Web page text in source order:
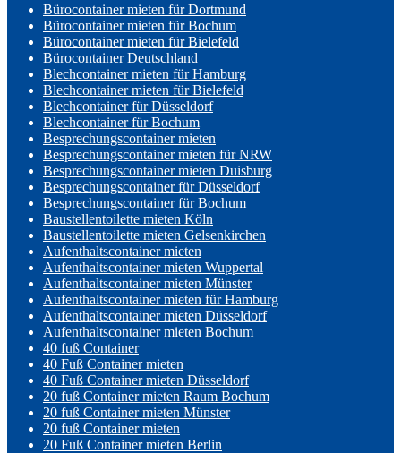
Bürocontainer mieten für Dortmund
Bürocontainer mieten für Bochum
Bürocontainer mieten für Bielefeld
Bürocontainer Deutschland
Blechcontainer mieten für Hamburg
Blechcontainer mieten für Bielefeld
Blechcontainer für Düsseldorf
Blechcontainer für Bochum
Besprechungscontainer mieten
Besprechungscontainer mieten für NRW
Besprechungscontainer mieten Duisburg
Besprechungscontainer für Düsseldorf
Besprechungscontainer für Bochum
Baustellentoilette mieten Köln
Baustellentoilette mieten Gelsenkirchen
Aufenthaltscontainer mieten
Aufenthaltscontainer mieten Wuppertal
Aufenthaltscontainer mieten Münster
Aufenthaltscontainer mieten für Hamburg
Aufenthaltscontainer mieten Düsseldorf
Aufenthaltscontainer mieten Bochum
40 fuß Container
40 Fuß Container mieten
40 Fuß Container mieten Düsseldorf
20 fuß Container mieten Raum Bochum
20 fuß Container mieten Münster
20 fuß Container mieten
20 Fuß Container mieten Berlin